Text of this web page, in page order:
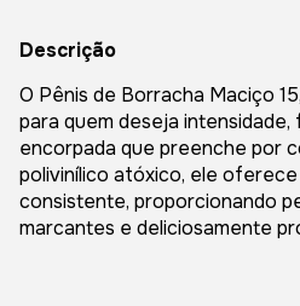
Descrição
O Pênis de Borracha Maciço
para quem deseja
encorpada que preenche por
polivinílico atóxico, ele
consistente, proporcionando
marcantes e deliciosamente